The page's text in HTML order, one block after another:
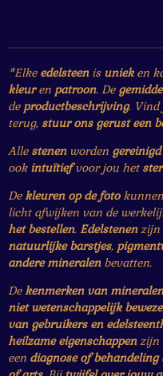
*Elke edelsteenis unieken
kleuren patroon. De
de productbeschrijving. Vind
terug, stuur ons gerust een
Alle stenenworden
ook intuïtiefvoor jou het
Dekleuren op de foto
licht afwijken van de
het bestellen. Edelstenenzijn
natuurlijke barstjes,
andere mineralenbevatten.
Dekenmerken van
niet wetenschappelijk
van gebruikers en
heilzame eigenschappenzijn
een diagnose of behandeling